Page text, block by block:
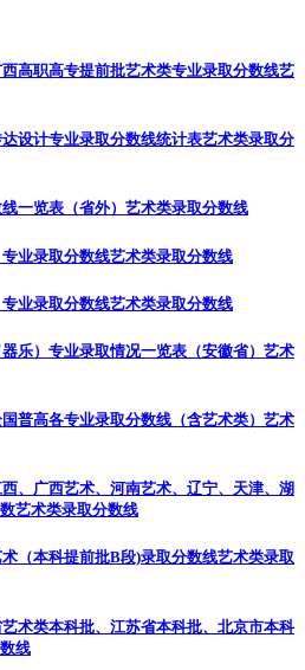
高职高专提前批艺术类专业录取分数线艺
设计专业录取分数线统计表艺术类录取分
一览表（省外） 艺术类录取分数线
专业录取分数线艺术类录取分数线
专业录取分数线艺术类录取分数线
乐）专业录取情况一览表（安徽省） 艺术
普高各专业录取分数线（含艺术类） 艺术
、广西艺术、河南艺术、辽宁、天津、湖
艺术类录取分数线
（本科提前批B段)录取分数线艺术类录取
术类本科批、江苏省本科批、北京市本科
线